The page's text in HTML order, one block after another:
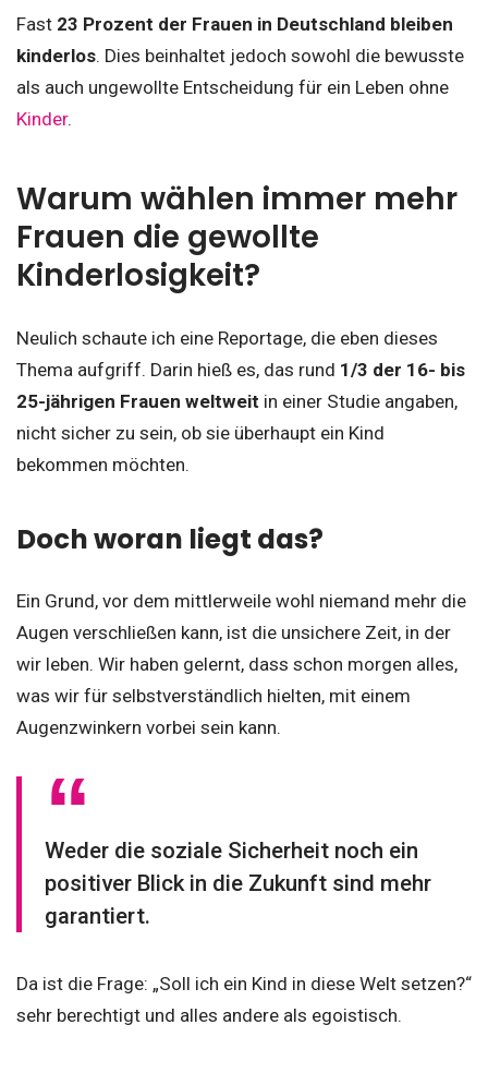
Fast 23 Prozent der Frauen in Deutschland bleiben
kinderlos. Dies beinhaltet jedoch sowohl die bewusste
als auch ungewollte Entscheidung für ein Leben ohne
Kinder.
Warum wählen immer mehr
Frauen die gewollte
Kinderlosigkeit?
Neulich schaute ich eine Reportage, die eben dieses
Thema aufgriff. Darin hieß es, das rund 1/3 der 16- bis
25-jährigen Frauen weltweit in einer Studie angaben,
nicht sicher zu sein, ob sie überhaupt ein Kind
bekommen möchten.
Doch woran liegt das?
Ein Grund, vor dem mittlerweile wohl niemand mehr die
Augen verschließen kann, ist die unsichere Zeit, in der
wir leben. Wir haben gelernt, dass schon morgen alles,
was wir für selbstverständlich hielten, mit einem
Augenzwinkern vorbei sein kann.
Weder die soziale Sicherheit noch ein
positiver Blick in die Zukunft sind mehr
garantiert.
Da ist die Frage: „Soll ich ein Kind in diese Welt setzen?“
sehr berechtigt und alles andere als egoistisch.